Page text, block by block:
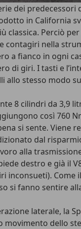
dei
in California
classica. Perciò
contagiri nella
a fianco in ogni
di giri. I tasti e
stesso modo
8 cilindri da 3,9
così 760
si sente. Viene
dal
alla
destro e già il
inconsueti).
si fanno sentire
laterale, la
dello